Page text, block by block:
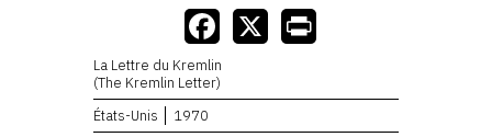
La Lettre du Kremlin
(The Kremlin Letter)
États-Unis
1970